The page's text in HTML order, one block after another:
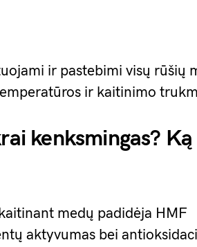
ir pastebimi visų rūšių
ir kaitinimo
kenksmingas? Ką
medų padidėja HMF
aktyvumas bei